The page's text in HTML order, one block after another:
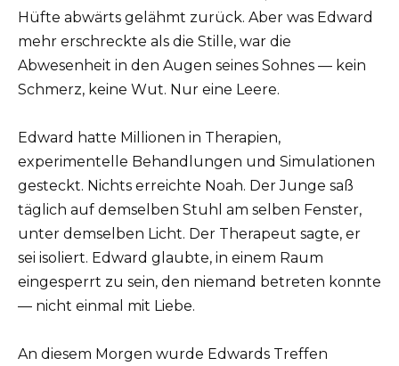
Hüfte abwärts gelähmt zurück. Aber was Edward
mehr erschreckte als die Stille, war die
Abwesenheit in den Augen seines Sohnes — kein
Schmerz, keine Wut. Nur eine Leere.
Edward hatte Millionen in Therapien,
experimentelle Behandlungen und Simulationen
gesteckt. Nichts erreichte Noah. Der Junge saß
täglich auf demselben Stuhl am selben Fenster,
unter demselben Licht. Der Therapeut sagte, er
sei isoliert. Edward glaubte, in einem Raum
eingesperrt zu sein, den niemand betreten konnte
— nicht einmal mit Liebe.
An diesem Morgen wurde Edwards Treffen